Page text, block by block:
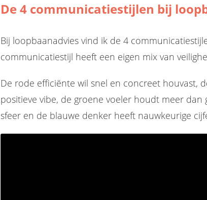
De 4 communicatiestijlen bij
Bij loopbaanadvies vind ik de 4
communicatiestijl heeft een eigen mix van
De rode efficiënte wil snel en concreet houvast,
positieve vibe, de groene voeler houdt meer
sfeer en de blauwe denker heeft nauwkeurige